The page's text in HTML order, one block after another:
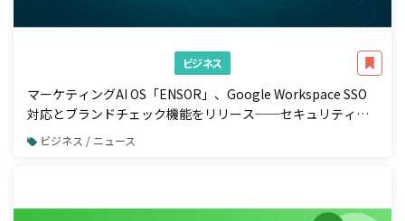
ビジネス
マーケティングAI OS「ENSOR」、Google Workspace SSO
対応とブランドチェック機能をリリース──セキュリティ強
化と広告配信前の自動コンプラ検知を一体で実現
ビジネス / ニュース